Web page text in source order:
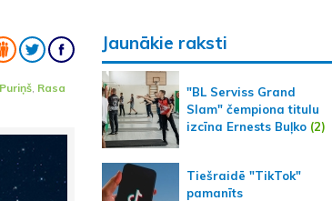
, Rasa
Jaunākie raksti
"BL Serviss Grand
Slam" čempiona titulu
izcīna Ernests Buļko(2)
Tiešraidē "TikTok"
pamanīts